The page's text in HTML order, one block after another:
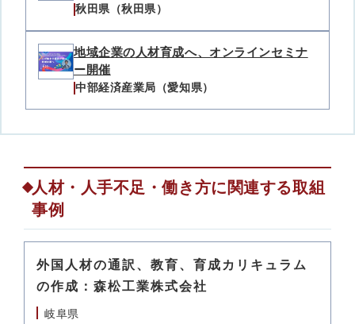
秋田県（秋田県）
地域企業の人材育成へ、オンラインセミナ
ー開催
中部経済産業局（愛知県）
人材・人手不足・働き方に関連する取組
事例
外国人材の通訳、教育、育成カリキュラム
の作成：森松工業株式会社
岐阜県